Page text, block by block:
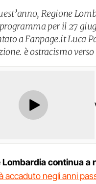
Regione
per il 27
a Fanpage.it Luca
è ostracismo
Lombardiacontinua a
accaduto negli anni